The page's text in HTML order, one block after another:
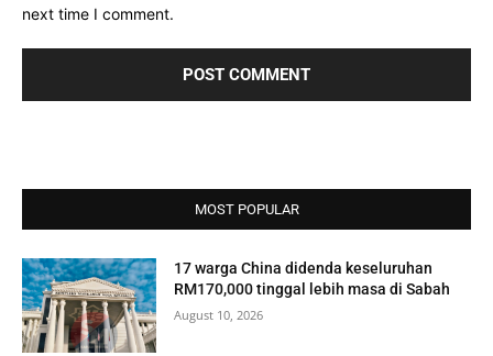
next time I comment.
MOST POPULAR
17 warga China didenda keseluruhan
RM170,000 tinggal lebih masa di Sabah
August 10, 2026